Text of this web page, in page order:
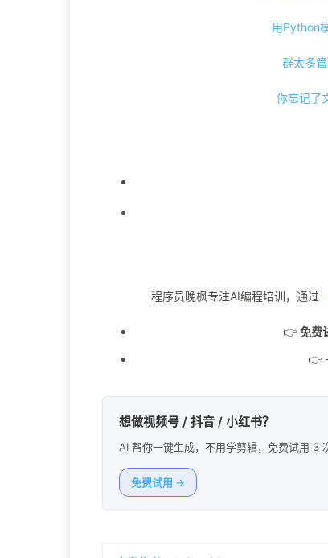
用Python
群太多
你忘记了
程序员晚枫专注AI编程培训，通过
👉 免费
👉
想做视频号 / 抖音 / 小红书？
AI 帮你一键生成，不用学剪辑，免费试用 3
免费试用 →